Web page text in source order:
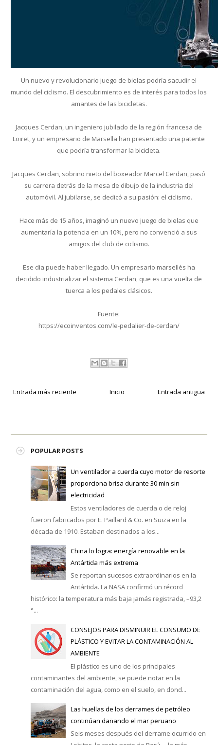
Un nuevo y revolucionario juego de bielas podría sacudir el
mundo del ciclismo. El descubrimiento es de interés para todos los
amantes de las bicicletas.
Jacques Cerdan, un ingeniero jubilado de la región francesa de
Loiret, y un empresario de Marsella han presentado una patente
que podría transformar la bicicleta.
Jacques Cerdan, sobrino nieto del boxeador Marcel Cerdan, pasó
su carrera detrás de la mesa de dibujo de la industria del
automóvil. Al jubilarse, se dedicó a su pasión: el ciclismo.
Hace más de 15 años, imaginó un nuevo juego de bielas que
aumentaría la potencia en un 10%, pero no convenció a sus
amigos del club de ciclismo.
Ese día puede haber llegado. Un empresario marsellés ha
decidido industrializar el sistema Cerdan, que es una vuelta de
tuerca a los pedales clásicos.
Fuente:
https://ecoinventos.com/le-pedalier-de-cerdan/
Entrada más reciente Entrada antigua
Inicio
POPULAR POSTS
Un ventilador a cuerda cuyo motor de resorte
proporciona brisa durante 30 min sin
electricidad
Estos ventiladores de cuerda o de reloj
fueron fabricados por E. Paillard & Co. en Suiza en la
década de 1910. Estaban destinados a los...
China lo logra: energía renovable en la
Antártida más extrema
Se reportan sucesos extraordinarios en la
Antártida. La NASA confirmó un récord
histórico: la temperatura más baja jamás registrada, –93,2
°...
CONSEJOS PARA DISMINUIR EL CONSUMO DE
PLÁSTICO Y EVITAR LA CONTAMINACIÓN AL
AMBIENTE
El plástico es uno de los principales
contaminantes del ambiente, se puede notar en la
contaminación del agua, como en el suelo, en dond...
Las huellas de los derrames de petróleo
continúan dañando el mar peruano
Seis meses después del derrame ocurrido en